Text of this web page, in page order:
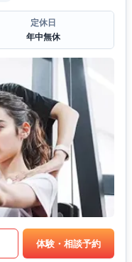
定休日
年中無休
体験・相談予約